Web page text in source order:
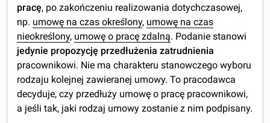
pracę, po zakończeniu realizowania dotychczasowej,
np. umowę na czas określony, umowę na czas
nieokreślony, umowę o pracę zdalną. Podanie stanowi
jedynie propozycję przedłużenia zatrudnienia
pracownikowi. Nie ma charakteru stanowczego wyboru
rodzaju kolejnej zawieranej umowy. To pracodawca
decyduje, czy przedłuży umowę o pracę pracownikowi,
a jeśli tak, jaki rodzaj umowy zostanie z nim podpisany.